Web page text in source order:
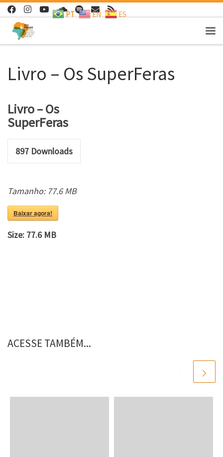
Skip to content
Livro – Os SuperFeras
Livro – Os
SuperFeras
897 Downloads
Tamanho: 77.6 MB
Baixar agora!
Size: 77.6 MB
ACESSE TAMBÉM...
PT EN ES